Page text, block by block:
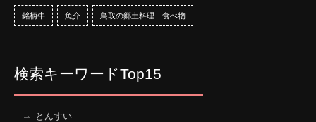
銘柄牛 魚介 鳥取の郷土料理 食べ物
検索キーワードTop15
とんすい